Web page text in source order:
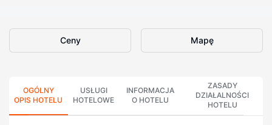
Ceny Mapę
OGÓLNY
OPIS HOTELU
USŁUGI
HOTELOWE
INFORMACJA
O HOTELU
ZASADY
DZIAŁALNOŚCI
HOTELU